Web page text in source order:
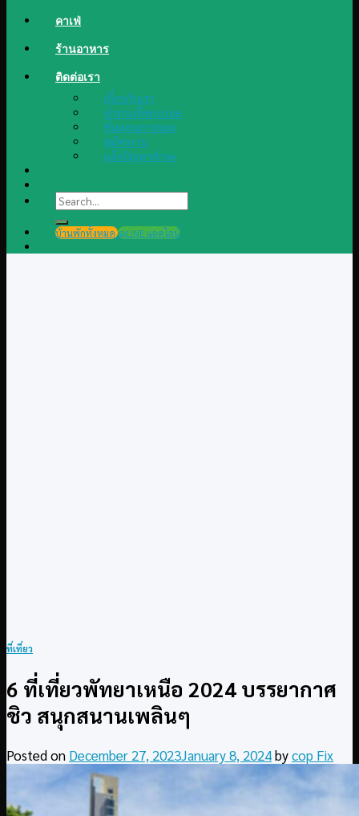
คาเฟ่
ร้านอาหาร
ติดต่อเรา
เกี่ยวกับเรา
คำถามที่พบบ่อย
ขั้นตอนการจอง
สมัครงาน
แจ้งปัญหาต่างๆ
Search
for:
บ้านพักทั้งหมด @LINE แอดไลน์
ที่เที่ยว
6 ที่เที่ยวพัทยาเหนือ 2024 บรรยากาศ
ชิว สนุกสนานเพลินๆ
Posted on December 27, 2023January 8, 2024bycop Fix